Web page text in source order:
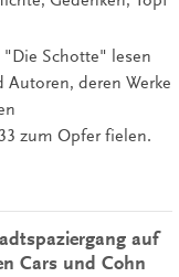
"Die Schotte" lesen
deren Werke
zum Opfer fielen.
auf
Cars und Cohn